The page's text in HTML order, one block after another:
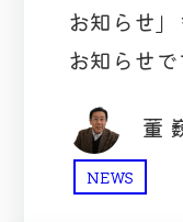
お知らせ
お知らせで
董
NEWS